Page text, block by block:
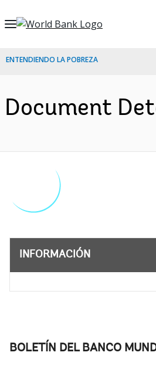
Skip
Navigation
ENTENDIENDO LA POBREZA
Document
INFORMACIÓN
BOLETÍN DEL BANCO